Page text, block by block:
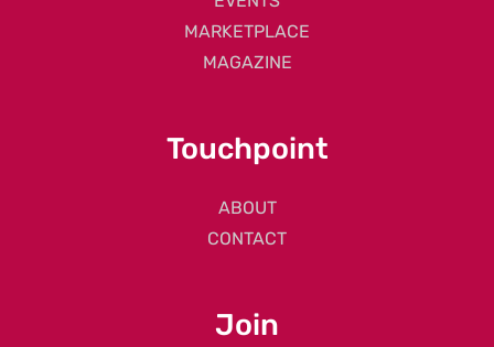
MARKETPLACE
MAGAZINE
Touchpoint
ABOUT
CONTACT
Join